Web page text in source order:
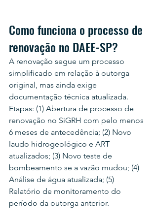
Como funciona o processo de
renovação no DAEE-SP?
A renovação segue um processo
simplificado em relação à outorga
original, mas ainda exige
documentação técnica atualizada.
Etapas: (1) Abertura de processo de
renovação no SiGRH com pelo menos
6 meses de antecedência; (2) Novo
laudo hidrogeológico e ART
atualizados; (3) Novo teste de
bombeamento se a vazão mudou; (4)
Análise de água atualizada; (5)
Relatório de monitoramento do
período da outorga anterior.